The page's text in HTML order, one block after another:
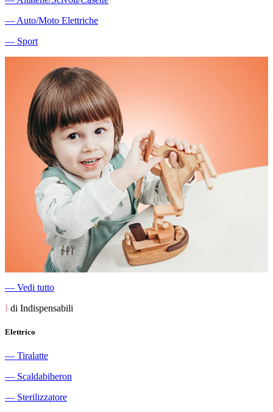
― Auto/Moto Elettriche
― Sport
― Vedi tutto
I di Indispensabili
Elettrico
― Tiralatte
― Scaldabiberon
― Sterilizzatore